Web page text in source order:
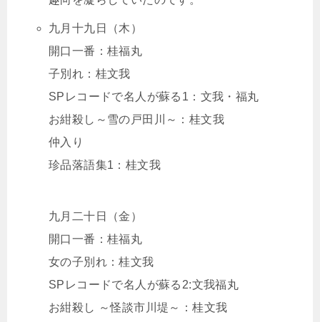
九月十九日（木）
開口一番：桂福丸
子別れ：桂文我
SPレコードで名人が蘇る1：文我・福丸
お紺殺し～雪の戸田川～：桂文我
仲入り
珍品落語集1：桂文我
九月二十日（金）
開口一番：桂福丸
女の子別れ：桂文我
SPレコードで名人が蘇る2:文我福丸
お紺殺し ～怪談市川堤～：桂文我